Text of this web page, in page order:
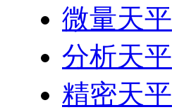
微量天平
分析天平
精密天平